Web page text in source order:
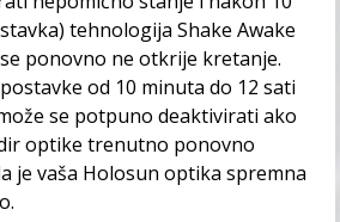
tehnologija Shake Awake
ponovno ne otkrije kretanje.
od 10 minuta do 12 sati
se potpuno deaktivirati ako
optike trenutno ponovno
je vaša Holosun optika spremna